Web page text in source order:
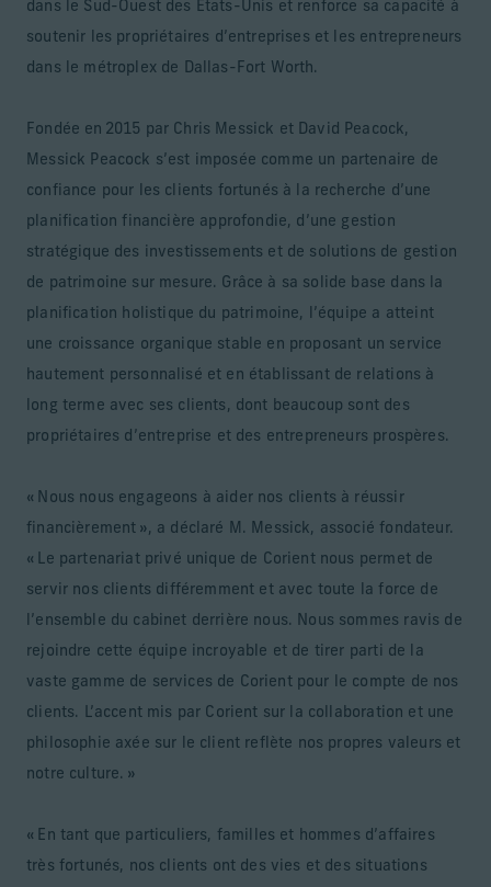
dans le Sud-Ouest des États-Unis et renforce sa capacité à
soutenir les propriétaires d’entreprises et les entrepreneurs
dans le métroplex de Dallas-Fort Worth.
Fondée en 2015 par Chris Messick et David Peacock,
Messick Peacock s’est imposée comme un partenaire de
confiance pour les clients fortunés à la recherche d’une
planification financière approfondie, d’une gestion
stratégique des investissements et de solutions de gestion
de patrimoine sur mesure. Grâce à sa solide base dans la
planification holistique du patrimoine, l’équipe a atteint
une croissance organique stable en proposant un service
hautement personnalisé et en établissant de relations à
long terme avec ses clients, dont beaucoup sont des
propriétaires d’entreprise et des entrepreneurs prospères.
« Nous nous engageons à aider nos clients à réussir
financièrement », a déclaré M. Messick, associé fondateur.
« Le partenariat privé unique de Corient nous permet de
servir nos clients différemment et avec toute la force de
l’ensemble du cabinet derrière nous. Nous sommes ravis de
rejoindre cette équipe incroyable et de tirer parti de la
vaste gamme de services de Corient pour le compte de nos
clients. L’accent mis par Corient sur la collaboration et une
philosophie axée sur le client reflète nos propres valeurs et
notre culture. »
« En tant que particuliers, familles et hommes d’affaires
très fortunés, nos clients ont des vies et des situations